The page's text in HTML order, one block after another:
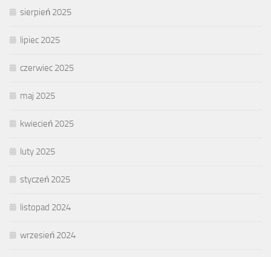
sierpień 2025
lipiec 2025
czerwiec 2025
maj 2025
kwiecień 2025
luty 2025
styczeń 2025
listopad 2024
wrzesień 2024